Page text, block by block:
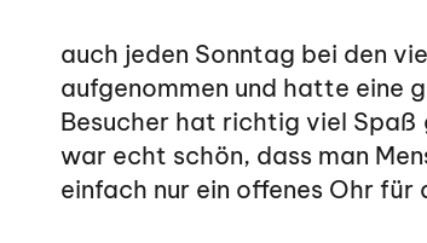
auch jeden Sonntag bei den
aufgenommen und hatte eine
Besucher hat richtig viel Spaß
war echt schön, dass man
einfach nur ein offenes Ohr für